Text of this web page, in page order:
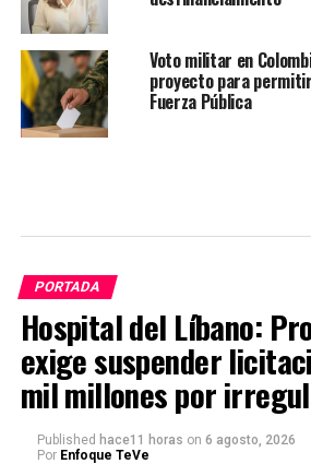
Voto militar en
proyecto para
Fuerza Pública
PORTADA
Hospital del Líbano:
exige suspender
mil millones por
Published hace11 horas on 6 agosto, 2026
Por Enfoque TeVe